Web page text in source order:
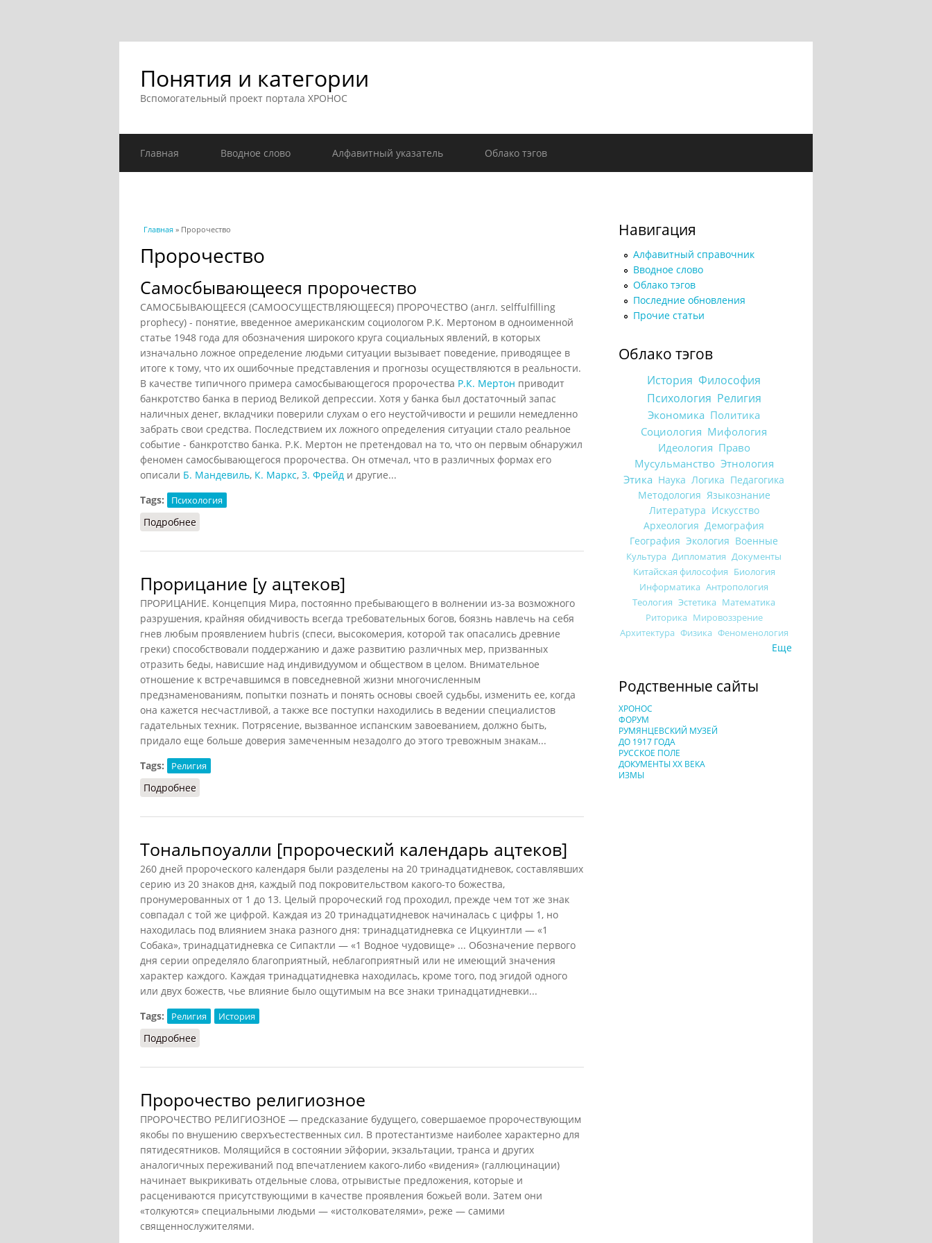
Понятия и категории
Вспомогательный проект портала ХРОНОС
Главная Вводное слово Алфавитный указатель Облако тэгов
Вы здесь
Главная » Пророчество
Пророчество
Самосбывающееся пророчество
САМОСБЫВАЮЩЕЕСЯ (САМООСУЩЕСТВЛЯЮЩЕЕСЯ) ПРОРОЧЕСТВО (англ. selffulfilling
prophecy) - понятие, введенное американским социологом Р.К. Мертоном в одноименной
статье 1948 года для обозначения широкого круга социальных явлений, в которых
изначально ложное определение людьми ситуации вызывает поведение, приводящее в
итоге к тому, что их ошибочные представления и прогнозы осуществляются в реальности.
В качестве типичного примера самосбывающегося пророчества Р.К. Мертон приводит
банкротство банка в период Великой депрессии. Хотя у банка был достаточный запас
наличных денег, вкладчики поверили слухам о его неустойчивости и решили немедленно
забрать свои средства. Последствием их ложного определения ситуации стало реальное
событие - банкротство банка. Р.К. Мертон не претендовал на то, что он первым обнаружил
феномен самосбывающегося пророчества. Он отмечал, что в различных формах его
описали Б. Мандевиль, К. Маркс, 3. Фрейд и другие...
Tags:
Психология
Подробнее
Прорицание [у ацтеков]
ПРОРИЦАНИЕ. Концепция Мира, постоянно пребывающего в волнении из-за возможного
разрушения, крайняя обидчивость всегда требовательных богов, боязнь навлечь на себя
гнев любым проявлением hubris (спеси, высокомерия, которой так опасались древние
греки) способствовали поддержанию и даже развитию различных мер, призванных
отразить беды, нависшие над индивидуумом и обществом в целом. Внимательное
отношение к встречавшимся в повседневной жизни многочисленным
предзнаменованиям, попытки познать и понять основы своей судьбы, изменить ее, когда
она кажется несчастливой, а также все поступки находились в ведении специалистов
гадательных техник. Потрясение, вызванное испанским завоеванием, должно быть,
придало еще больше доверия замеченным незадолго до этого тревожным знакам...
Tags:
Религия
Подробнее
Тональпоуалли [пророческий календарь ацтеков]
260 дней пророческого календаря были разделены на 20 тринадцатидневок, составлявших
серию из 20 знаков дня, каждый под покровительством какого-то божества,
пронумерованных от 1 до 13. Целый пророческий год проходил, прежде чем тот же знак
совпадал с той же цифрой. Каждая из 20 тринадцатидневок начиналась с цифры 1, но
находилась под влиянием знака разного дня: тринадцатидневка се Ицкуинтли — «1
Собака», тринадцатидневка се Сипактли — «1 Водное чудовище» ... Обозначение первого
дня серии определяло благоприятный, неблагоприятный или не имеющий значения
характер каждого. Каждая тринадцатидневка находилась, кроме того, под эгидой одного
или двух божеств, чье влияние было ощутимым на все знаки тринадцатидневки...
Tags:
Религия История
Подробнее
Пророчество религиозное
ПРОРОЧЕСТВО РЕЛИГИОЗНОЕ — предсказание будущего, совершаемое пророчествующим
якобы по внушению сверхъестественных сил. В протестантизме наиболее характерно для
пятидесятников. Молящийся в состоянии эйфории, экзальтации, транса и других
аналогичных переживаний под впечатлением какого-либо «видения» (галлюцинации)
начинает выкрикивать отдельные слова, отрывистые предложения, которые и
расцениваются присутствующими в качестве проявления божьей воли. Затем они
«толкуются» специальными людьми — «истолкователями», реже — самими
священнослужителями.
Навигация
Алфавитный справочник
Вводное слово
Облако тэгов
Последние обновления
Прочие статьи
Облако тэгов
История Философия
Психология Религия
Экономика Политика
Социология Мифология
Идеология Право
Мусульманство Этнология
Этика Наука Логика Педагогика
Методология Языкознание
Литература Искусство
Археология Демография
География Экология Военные
Культура Дипломатия Документы
Китайская философия Биология
Информатика Антропология
Теология Эстетика Математика
Риторика Мировоззрение
Архитектура Физика Феноменология
Еще
Родственные сайты
ХРОНОС
ФОРУМ
РУМЯНЦЕВСКИЙ МУЗЕЙ
ДО 1917 ГОДА
РУССКОЕ ПОЛЕ
ДОКУМЕНТЫ XX ВЕКА
ИЗМЫ